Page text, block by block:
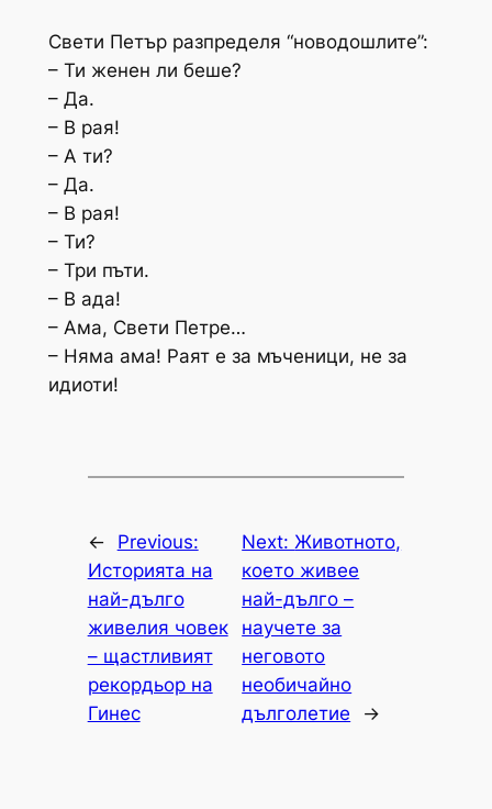
Свети Петър разпределя “новодошлите”:
– Ти женен ли беше?
– Да.
– В рая!
– А ти?
– Да.
– В рая!
– Ти?
– Три пъти.
– В ада!
– Ама, Свети Петре…
– Няма ама! Раят е за мъченици, не за
идиоти!
←
Previous:
Историята на
най-дълго
живелия човек
– щастливият
рекордьор на
Гинес
Next:Животното,
което живее
най-дълго –
научете за
неговото
необичайно
дълголетие
→